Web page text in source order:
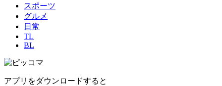
スポーツ
グルメ
日常
TL
BL
アプリをダウンロードすると